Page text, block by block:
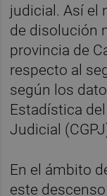
judicial. Así el
de disolución
provincia de
respecto al
según los
Estadística
Judicial
En el ámbito
este